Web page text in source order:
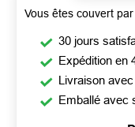
Vous êtes couvert
30 jours
Expédition en
Livraison
Emballé avec